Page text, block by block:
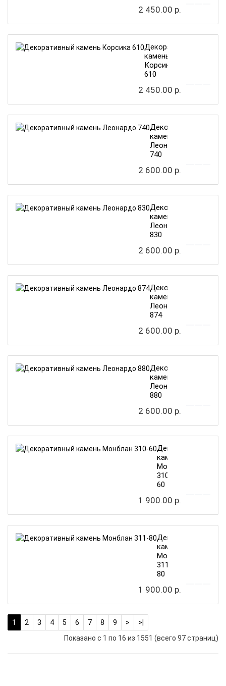
2 450.00 р.
Декоративный
камень
Корсика
610
2 450.00 р.
Декоративный
камень
Леонардо
740
2 600.00 р.
Декоративный
камень
Леонардо
830
2 600.00 р.
Декоративный
камень
Леонардо
874
2 600.00 р.
Декоративный
камень
Леонардо
880
2 600.00 р.
Декоративный
камень
Монблан
310-
60
1 900.00 р.
Декоративный
камень
Монблан
311-
80
1 900.00 р.
1 2 3 4 5 6 7 8 9 >
>|
Показано с 1 по 16 из 1551 (всего 97 страниц)